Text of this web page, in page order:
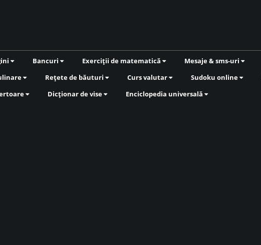
Bancuri Exerciții de matematică Mesaje & sms-uri
Rețete de băuturi Curs valutar Sudoku online
Dicționar de vise Enciclopedia universală